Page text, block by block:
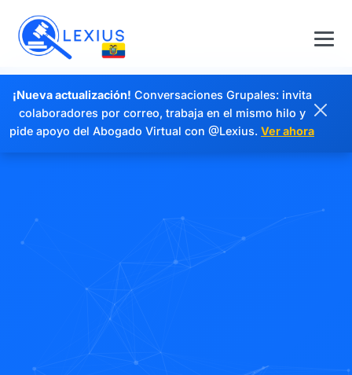
¡Nueva actualización! Conversaciones Grupales: invita
colaboradores por correo, trabaja en el mismo hilo y
pide apoyo del Abogado Virtual con @Lexius. Ver ahora